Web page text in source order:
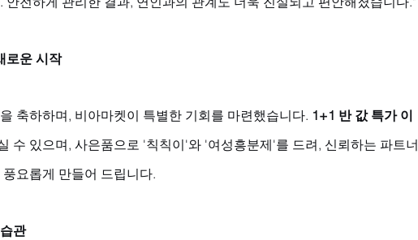
로운 시작
축하하며, 비아마켓이 특별한 기회를 마련했습니다. 1+1 반 값 특가 이
수 있으며, 사은품으로 '칙칙이'와 '여성흥분제'를 드려, 신뢰하는 파트너
요롭게 만들어 드립니다.
관